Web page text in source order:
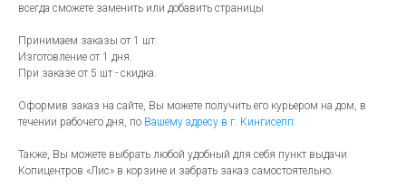
всегда сможете заменить или добавить страницы
Принимаем заказы от 1 шт.
Изготовление от 1 дня.
При заказе от 5 шт - скидка.
Оформив заказ на сайте, Вы можете получить его курьером на дом, в
течении рабочего дня, по Вашему адресу в г. Кингисепп.
Также, Вы можете выбрать любой удобный для себя пункт выдачи
Копицентров «Лис» в корзине и забрать заказ самостоятельно.